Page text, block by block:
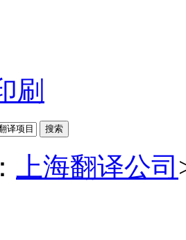
刷
上海翻译公司